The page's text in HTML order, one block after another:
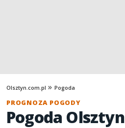
Olsztyn.com.pl Pogoda
PROGNOZA POGODY
Pogoda Olsztyn